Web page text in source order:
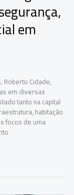
em
Roberto Cidade,
em diversas
tanto na capital
habitação
focos de uma